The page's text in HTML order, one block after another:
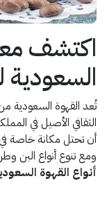
اكتشف
السعودية
تُعد القهوة السعودية
الثقافي الأصيل في
أن تحتل مكانة خاصة
ومع تنوع أنواع البن
أنواع القهوة